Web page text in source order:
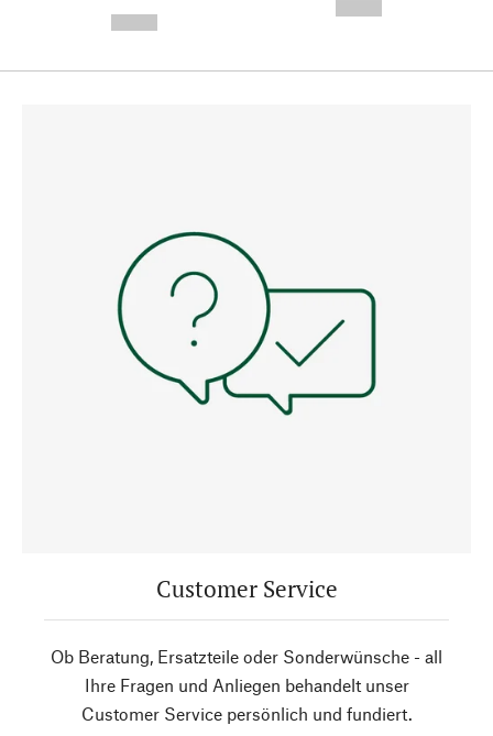
Customer Service
Ob Beratung, Ersatzteile oder Sonderwünsche - all
Ihre Fragen und Anliegen behandelt unser
Customer Service persönlich und fundiert.